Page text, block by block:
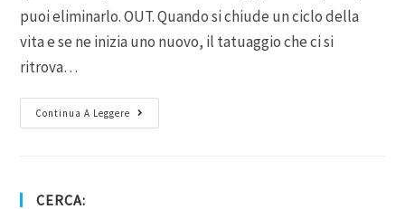
puoi eliminarlo. OUT. Quando si chiude un ciclo della
vita e se ne inizia uno nuovo, il tatuaggio che ci si
ritrova…
Continua A Leggere
CERCA: